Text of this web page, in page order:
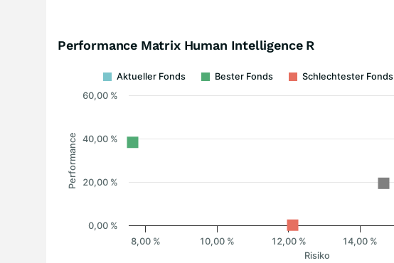
Performance Matrix Human Intelligence R
Risiko
Performance
Aktueller Fonds Bester Fonds Schlechtester Fonds
8,00 % 10,00 % 12,00 % 14,00 %
0,00 %
20,00 %
40,00 %
60,00 %